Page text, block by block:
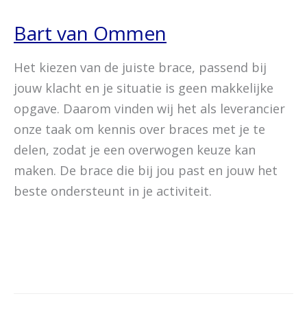
Bart van Ommen
Het kiezen van de juiste brace, passend bij
jouw klacht en je situatie is geen makkelijke
opgave. Daarom vinden wij het als leverancier
onze taak om kennis over braces met je te
delen, zodat je een overwogen keuze kan
maken. De brace die bij jou past en jouw het
beste ondersteunt in je activiteit.